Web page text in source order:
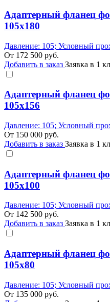
Адаптерный фланец
105x180
Давление: 105; Условный
От 172 500 руб.
Добавить в заказ Заявка в 1
Адаптерный фланец
105x156
Давление: 105; Условный
От 150 000 руб.
Добавить в заказ Заявка в 1
Адаптерный фланец
105x100
Давление: 105; Условный
От 142 500 руб.
Добавить в заказ Заявка в 1
Адаптерный фланец
105x80
Давление: 105; Условный
От 135 000 руб.